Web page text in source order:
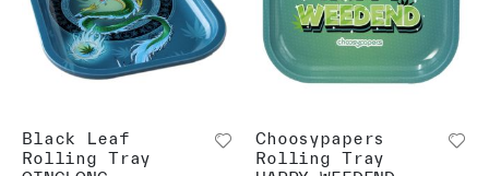
Black Leaf
Rolling Tray
Choosypapers
Rolling Tray